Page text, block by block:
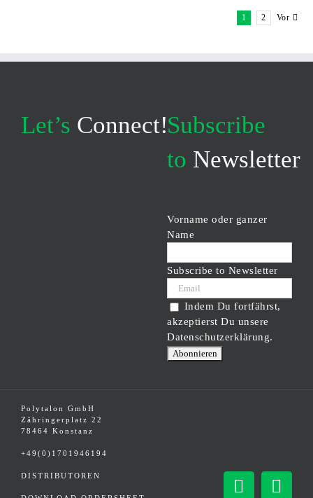
1 2 Vor
Let’s Connect!Subscribe
to Newsletter
Vorname oder ganzer
Name
Subscribe to Newsletter
Indem Du fortfährst,
akzeptierst Du unsere
Datenschutzerklärung.
Polytalon GmbH
Zähringerplatz 22
78464 Konstanz
+49(0)1701946194
DISTRIBUTOREN